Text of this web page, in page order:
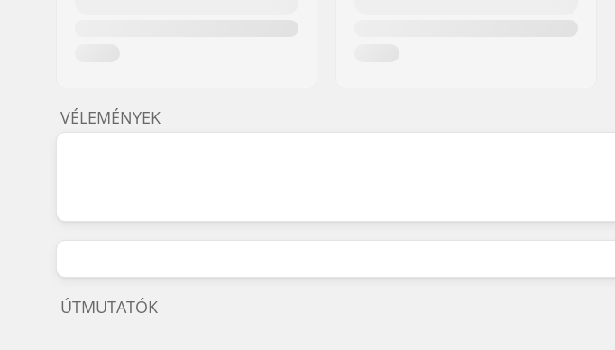
VÉLEMÉNYEK
ÚTMUTATÓK